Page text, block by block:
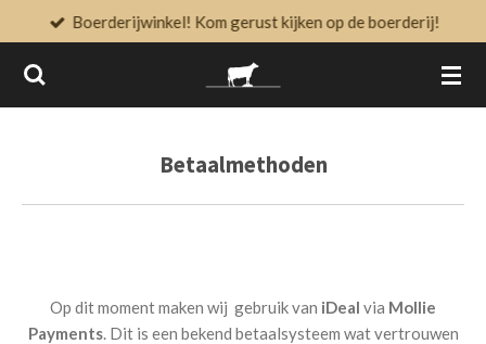
direct
naar
Boerderijwinkel! Kom gerust kijken op de boerderij!
Betaalmethoden
Op dit moment maken wij gebruik van iDeal via Mollie
Payments. Dit is een bekend betaalsysteem wat vertrouwen